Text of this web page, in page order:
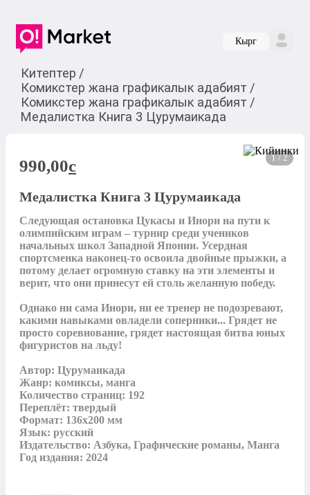
Кырг
Китептер /
Комикстер жана графикалык адабият /
Комикстер жана графикалык адабият /
Медалистка Книга 3 Цурумаикада
1 / 2
990,00c
Медалистка Книга 3 Цурумаикада
Следующая остановка Цукасы и Инори на пути к
олимпийским играм – турнир среди учеников
начальных школ Западной Японии. Усердная
спортсменка наконец-то освоила двойные прыжки, а
потому делает огромную ставку на эти элементы и
верит, что они принесут ей столь желанную победу.
Однако ни сама Инори, ни ее тренер не подозревают,
какими навыками овладели соперники... Грядет не
просто соревнование, грядет настоящая битва юных
фигуристов на льду!
Автор: Цурумаикада
Жанр: комиксы, манга
Количество страниц: 192
Переплёт: твердый
Формат: 136x200 мм
Язык: русский
Издательство: Азбука, Графические романы, Манга
Год издания: 2024